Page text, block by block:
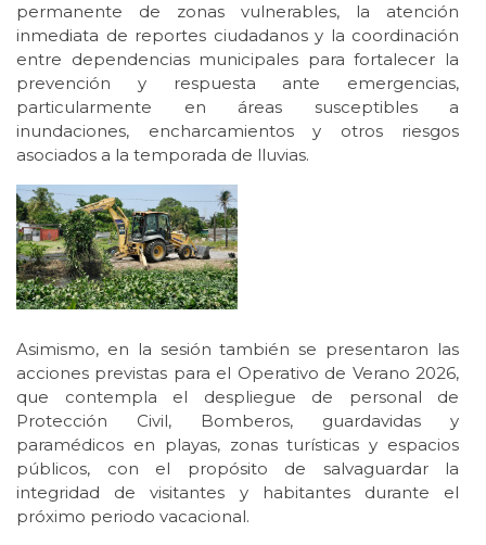
permanente de zonas vulnerables, la atención
inmediata de reportes ciudadanos y la coordinación
entre dependencias municipales para fortalecer la
prevención y respuesta ante emergencias,
particularmente en áreas susceptibles a
inundaciones, encharcamientos y otros riesgos
asociados a la temporada de lluvias.
Asimismo, en la sesión también se presentaron las
acciones previstas para el Operativo de Verano 2026,
que contempla el despliegue de personal de
Protección Civil, Bomberos, guardavidas y
paramédicos en playas, zonas turísticas y espacios
públicos, con el propósito de salvaguardar la
integridad de visitantes y habitantes durante el
próximo periodo vacacional.